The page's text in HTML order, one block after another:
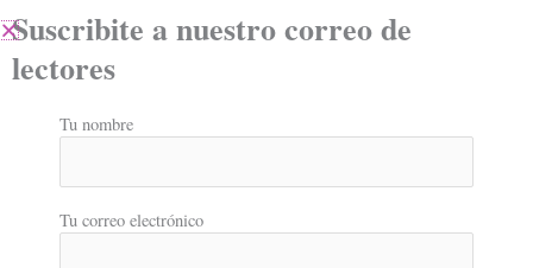
Suscribite a nuestro correo de
lectores
Tu nombre
Tu correo electrónico